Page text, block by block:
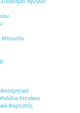
Μπουτόν
Χτενάκια
Φορτιστές